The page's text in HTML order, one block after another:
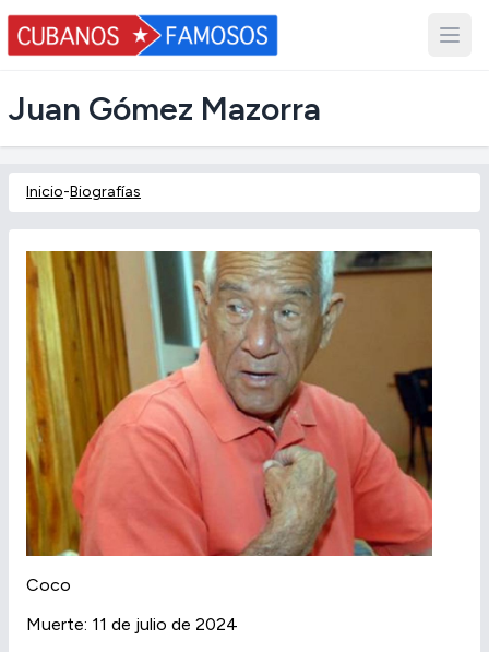
Juan Gómez Mazorra
Inicio-Biografías
Coco
Muerte: 11 de julio de 2024